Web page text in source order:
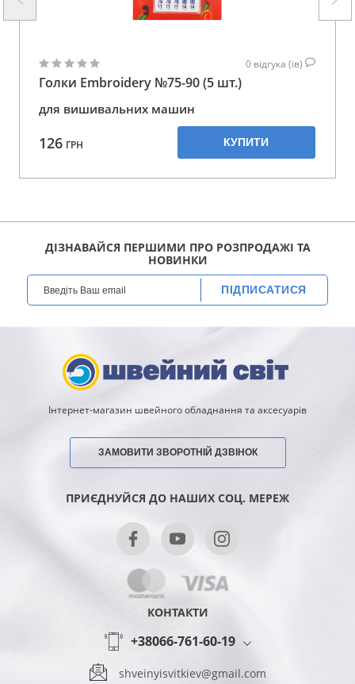
0 відгука (ів)
Голки Embroidery №75-90 (5 шт.)
для вишивальних машин
126 ГРН КУПИТИ
ДІЗНАВАЙСЯ ПЕРШИМИ ПРО РОЗПРОДАЖІ ТА
НОВИНКИ
ПІДПИСАТИСЯ
Інтернет-магазин швейного обладнання та аксесуарів
ЗАМОВИТИ ЗВОРОТНІЙ ДЗВІНОК
ПРИЄДНУЙСЯ ДО НАШИХ СОЦ. МЕРЕЖ
КОНТАКТИ
+38066-761-60-19
shveinyisvitkiev@gmail.com